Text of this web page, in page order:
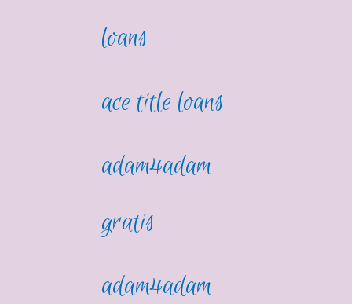
loans
ace title loans
adam4adam
gratis
adam4adam